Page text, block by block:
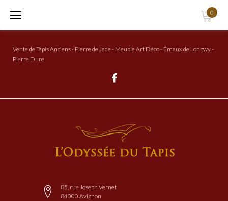
0
Vente de Tapis Anciens - Pierre de Jade - Meuble Art Déco - Émaux de Longwy -
Pierre Dure
85, rue Joseph Vernet
84000 Avignon